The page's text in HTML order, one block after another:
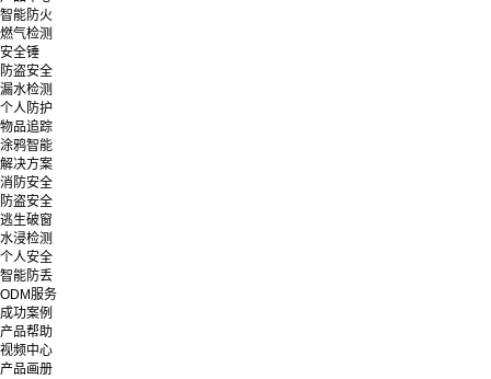
智能防火
燃气检测
安全锤
防盗安全
漏水检测
个人防护
物品追踪
涂鸦智能
解决方案
消防安全
防盗安全
逃生破窗
水浸检测
个人安全
智能防丢
ODM服务
成功案例
产品帮助
视频中心
产品画册